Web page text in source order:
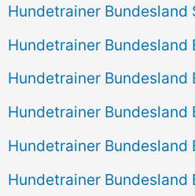
Hundetrainer Bundesland
Hundetrainer
Hundetrainer Bundesland
Hundetrainer Bundesland
Hundetrainer Bundesland
Hundetrainer Bundesland